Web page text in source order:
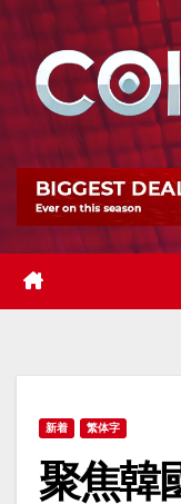
Skip
content
新着 繁体字
聚焦韓